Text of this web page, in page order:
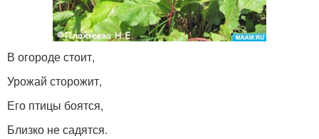
В огороде стоит,
Урожай сторожит,
Его птицы боятся,
Близко не садятся.